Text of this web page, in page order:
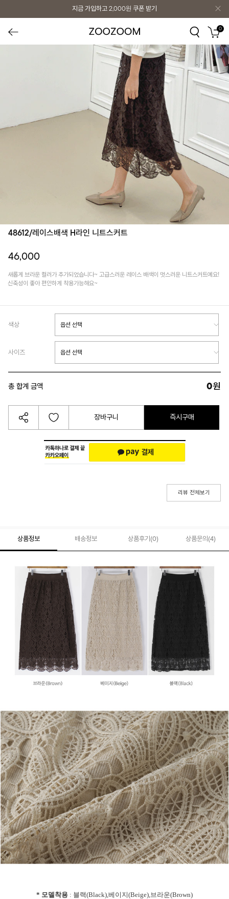
지금 가입하고 2,000원 쿠폰 받기
0
48612/레이스배색 H라인 니트스커트
46,000
새롭게 브라운 컬러가 추가되었습니다~ 고급스러운 레이스 배색이 멋스러운 니트스커트예요!
신축성이 좋아 편안하게 착용가능해요~
색상
사이즈
총 합계 금액 0원
장바구니 즉시구매
리뷰 전체보기
상품정보 배송정보 상품후기(0) 상품문의 (4)
* 모델착용 : 블랙(Black),베이지(Beige),브라운(Brown)